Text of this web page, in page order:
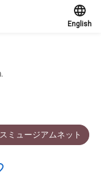
English
ミュージアムネット